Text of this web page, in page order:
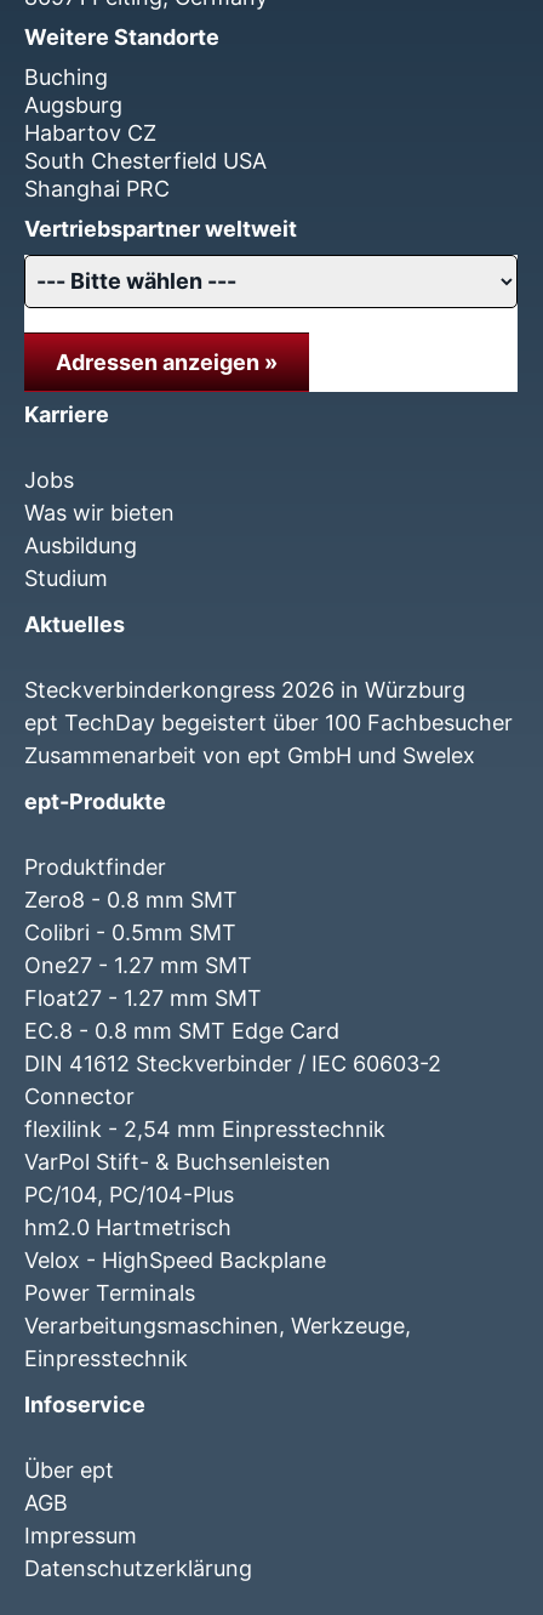
Weitere Standorte
Buching
Augsburg
Habartov CZ
South Chesterfield USA
Shanghai PRC
Vertriebspartner weltweit
Adressen anzeigen »
Karriere
Jobs
Was wir bieten
Ausbildung
Studium
Aktuelles
Steckverbinderkongress 2026 in Würzburg
ept TechDay begeistert über 100 Fachbesucher
Zusammenarbeit von ept GmbH und Swelex
ept-Produkte
Produktfinder
Zero8 - 0.8 mm SMT
Colibri - 0.5mm SMT
One27 - 1.27 mm SMT
Float27 - 1.27 mm SMT
EC.8 - 0.8 mm SMT Edge Card
DIN 41612 Steckverbinder / IEC 60603-2
Connector
flexilink - 2,54 mm Einpresstechnik
VarPol Stift- & Buchsenleisten
PC/104, PC/104-Plus
hm2.0 Hartmetrisch
Velox - HighSpeed Backplane
Power Terminals
Verarbeitungsmaschinen, Werkzeuge,
Einpresstechnik
Infoservice
Über ept
AGB
Impressum
Datenschutzerklärung